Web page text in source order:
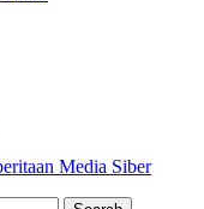
Media Siber